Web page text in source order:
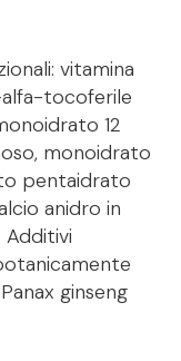
vitamina
tocoferile
12
monoidrato
pentaidrato
anidro in
Additivi
ginseng